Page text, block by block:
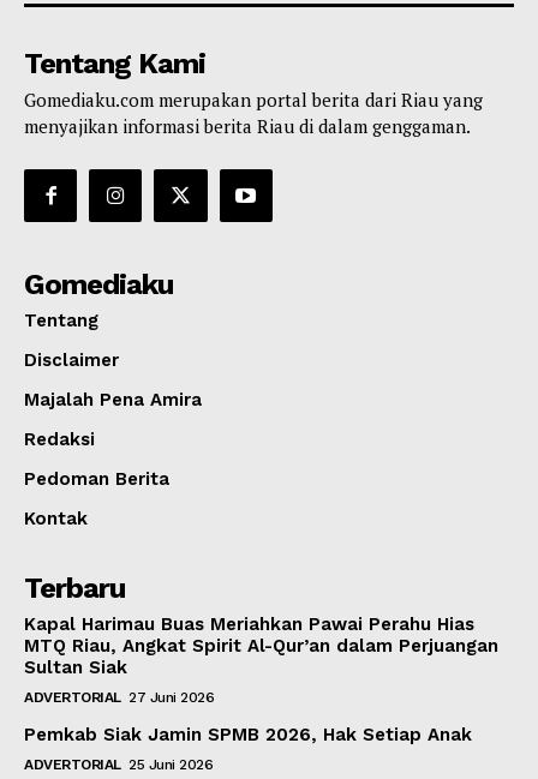
Tentang Kami
Gomediaku.com merupakan portal berita dari Riau yang
menyajikan informasi berita Riau di dalam genggaman.
Gomediaku
Tentang
Disclaimer
Majalah Pena Amira
Redaksi
Pedoman Berita
Kontak
Terbaru
Kapal Harimau Buas Meriahkan Pawai Perahu Hias
MTQ Riau, Angkat Spirit Al-Qur’an dalam Perjuangan
Sultan Siak
ADVERTORIAL 27 Juni 2026
Pemkab Siak Jamin SPMB 2026, Hak Setiap Anak
ADVERTORIAL 25 Juni 2026